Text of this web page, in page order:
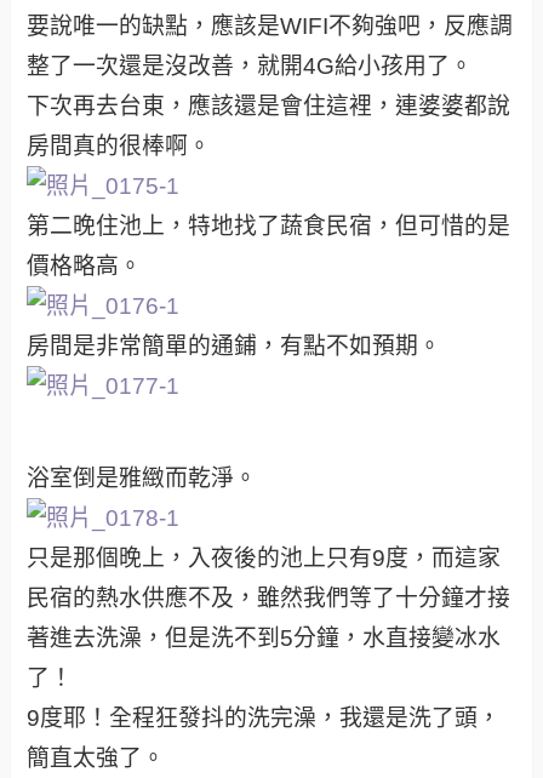
要說唯一的缺點，應該是WIFI不夠強吧，反應調
整了一次還是沒改善，就開4G給小孩用了。
下次再去台東，應該還是會住這裡，連婆婆都說
房間真的很棒啊。
第二晚住池上，特地找了蔬食民宿，但可惜的是
價格略高。
房間是非常簡單的通鋪，有點不如預期。
浴室倒是雅緻而乾淨。
只是那個晚上，入夜後的池上只有9度，而這家
民宿的熱水供應不及，雖然我們等了十分鐘才接
著進去洗澡，但是洗不到5分鐘，水直接變冰水
了！
9度耶！全程狂發抖的洗完澡，我還是洗了頭，
簡直太強了。